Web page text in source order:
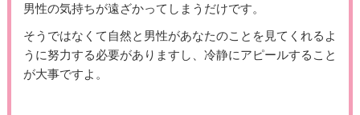
男性の気持ちが遠ざかってしまうだけです。
そうではなくて自然と男性があなたのことを見てくれるよ
うに努力する必要がありますし、冷静にアピールすること
が大事ですよ。